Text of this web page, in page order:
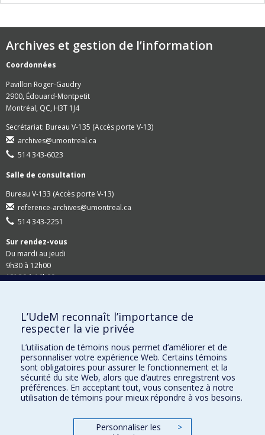
Archives et gestion de l’information
Coordonnées
Pavillon Roger-Gaudry
2900, Édouard-Montpetit
Montréal, QC, H3T 1J4
Secrétariat: Bureau V-135 (Accès porte V-13)
archives@umontreal.ca
514 343-6023
Salle de consultation
Bureau V-133 (Accès porte V-13)
reference-archives@umontreal.ca
514 343-2251
Sur rendez-vous
Du mardi au jeudi
9h30 à 12h00
13h30 à 16h00
Site Web du Secrétariat général
Accessibilité
Demandes en ligne
Demande de rappel
Demande de recherche
L’UdeM reconnaît l’importance de
respecter la vie privée
L’utilisation de témoins nous permet d’améliorer et de
personnaliser votre expérience Web. Certains témoins
sont obligatoires pour assurer le fonctionnement et la
sécurité du site Web, alors que d’autres enregistrent vos
préférences. En acceptant tout, vous consentez à notre
utilisation de témoins pour mieux répondre à vos besoins.
Personnaliser les
>